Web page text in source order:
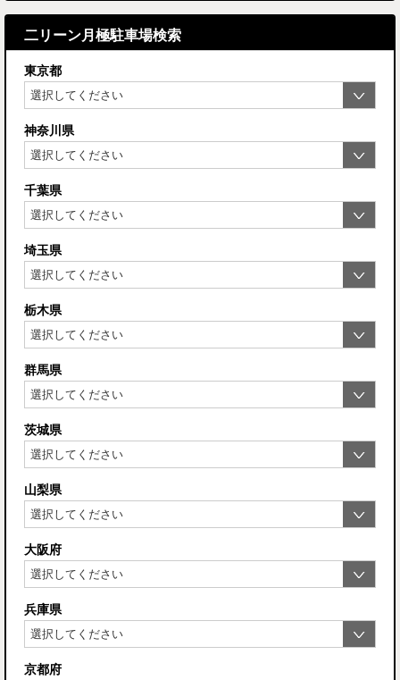
二リーン月極駐車場検索
東京都
神奈川県
千葉県
埼玉県
栃木県
群馬県
茨城県
山梨県
大阪府
兵庫県
京都府